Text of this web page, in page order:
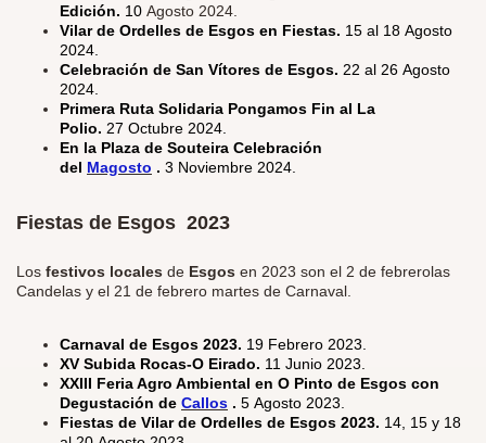
Edición. 10 Agosto 2024.
Vilar de Ordelles de Esgos en Fiestas. 15 al 18 Agosto
2024.
Celebración de San Vítores de Esgos. 22 al 26 Agosto
2024.
Primera Ruta Solidaria Pongamos Fin al La
Polio. 27 Octubre 2024.
En la Plaza de Souteira Celebración
del Magosto . 3 Noviembre 2024.
Fiestas de Esgos 2023
Los festivos locales de Esgos en 2023 son el 2 de febrerolas
Candelas y el 21 de febrero martes de Carnaval.
Carnaval de Esgos 2023. 19 Febrero 2023.
XV Subida Rocas-O Eirado. 11 Junio 2023.
XXIII Feria Agro Ambiental en O Pinto de Esgos con
Degustación de Callos . 5 Agosto 2023.
Fiestas de Vilar de Ordelles de Esgos 2023. 14, 15 y 18